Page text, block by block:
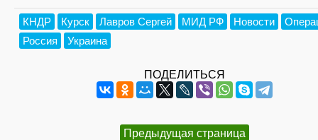
КНДР Курск Лавров Сергей МИД РФ Новости
Россия
Украина
ПОДЕЛИТЬСЯ
Предыдущая страница